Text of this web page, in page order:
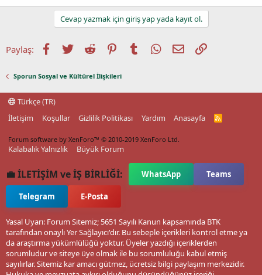
Cevap yazmak için giriş yap yada kayıt ol.
Paylaş: Facebook
TwitterReddit PinterestTumblrWhatsApp
E-postaLink
Sporun Sosyal ve Kültürel İlişkileri
Türkçe (TR)
İletişim
Koşullar Gizlilik Politikası Yardım Anasayfa
R
Forum software by XenForo™ © 2010-2019 XenForo Ltd.
Kalabalık Yalnızlık Büyük Forum
💼 İLETİŞİM ve İŞ BİRLİĞİ: WhatsApp Teams
Telegram E-Posta
Yasal Uyarı: Forum Sitemiz; 5651 Sayılı Kanun kapsamında BTK
tarafından onaylı Yer Sağlayıcı'dır. Bu sebeple içerikleri kontrol etme ya
da araştırma yükümlülüğü yoktur. Üyeler yazdığı içeriklerden
sorumludur ve siteye üye olmak ile bu sorumluluğu kabul etmiş
sayılırlar. Sitemiz kar amacı gütmez, ücretsiz bilgi paylaşım merkezidir.